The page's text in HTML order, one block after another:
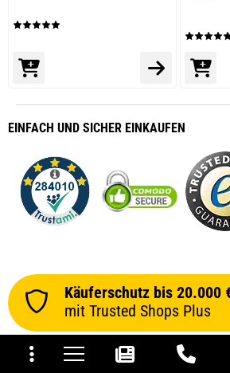
und
EINFACH UND SICHER EINKAUFEN
Käuferschutz bis 20.000
mit Trusted Shops Plus